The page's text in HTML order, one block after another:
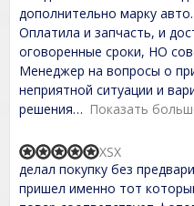
5
2
,
0
o
u
t
o
f
дополнительно марку
Оплатила и запчасть, и
оговоренные сроки, НО
Менеджер на вопросы о
неприятной ситуации и
решения
Показать
R
a
t
e
делал покупку без
пришел именно тот
XSX